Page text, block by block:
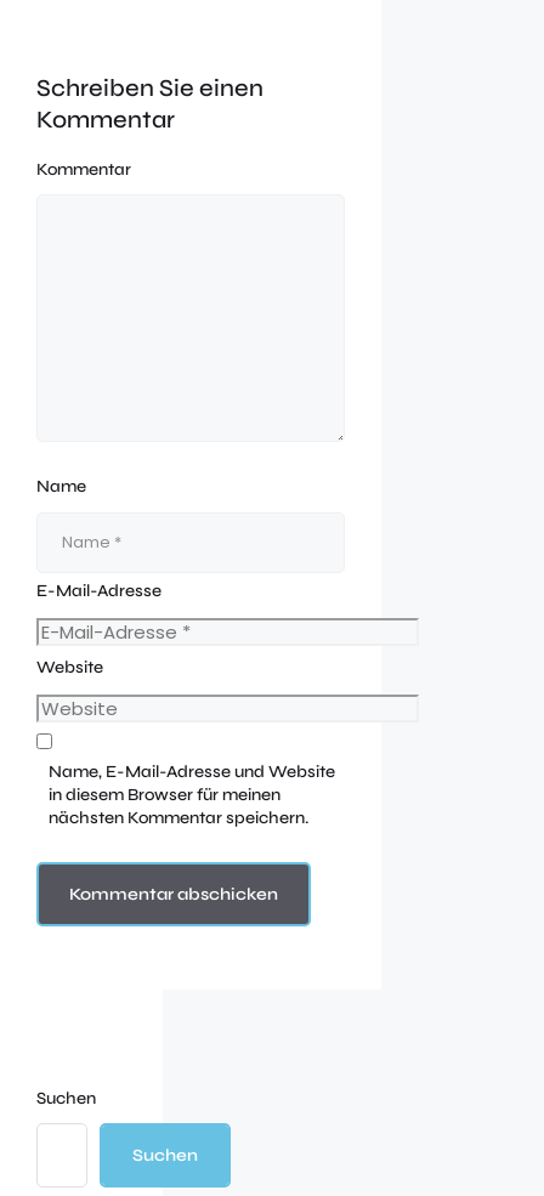
Schreiben Sie einen
Kommentar
Kommentar
Name
E-Mail-Adresse
Website
Name, E-Mail-Adresse und Website
in diesem Browser für meinen
nächsten Kommentar speichern.
Suchen
Suchen